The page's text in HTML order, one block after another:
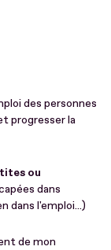
des personnes
progresser la
ou
dans
dans l'emploi...)
de mon